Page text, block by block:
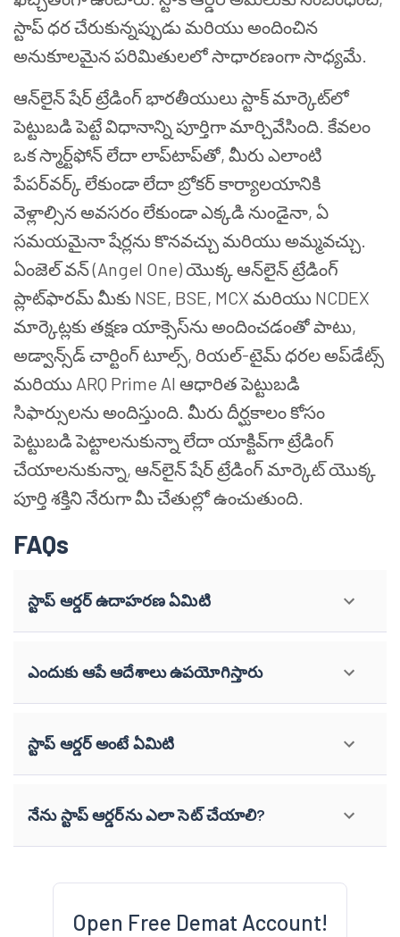
స్టాప్ ధర చేరుకున్నప్పుడు మరియు అందించిన
అనుకూలమైన పరిమితులలో సాధారణంగా సాధ్యమే.
ఆన్‌లైన్ షేర్ ట్రేడింగ్ భారతీయులు స్టాక్ మార్కెట్‌లో
పెట్టుబడి పెట్టే విధానాన్ని పూర్తిగా మార్చివేసింది. కేవలం
ఒక స్మార్ట్‌ఫోన్ లేదా లాప్‌టాప్‌తో, మీరు ఎలాంటి
పేపర్‌వర్క్ లేకుండా లేదా బ్రోకర్ కార్యాలయానికి
వెళ్లాల్సిన అవసరం లేకుండా ఎక్కడి నుండైనా, ఏ
సమయమైనా షేర్లను కొనవచ్చు మరియు అమ్మవచ్చు.
ఏంజెల్ వన్ (Angel One) యొక్క ఆన్‌లైన్ ట్రేడింగ్
ప్లాట్‌ఫారమ్ మీకు NSE, BSE, MCX మరియు NCDEX
మార్కెట్లకు తక్షణ యాక్సెస్‌ను అందించడంతో పాటు,
అడ్వాన్స్‌డ్ చార్టింగ్ టూల్స్, రియల్-టైమ్ ధరల అప్‌డేట్స్
మరియు ARQ Prime AI ఆధారిత పెట్టుబడి
సిఫార్సులను అందిస్తుంది. మీరు దీర్ఘకాలం కోసం
పెట్టుబడి పెట్టాలనుకున్నా లేదా యాక్టివ్‌గా ట్రేడింగ్
చేయాలనుకున్నా, ఆన్‌లైన్ షేర్ ట్రేడింగ్ మార్కెట్ యొక్క
పూర్తి శక్తిని నేరుగా మీ చేతుల్లో ఉంచుతుంది.
FAQs
స్టాప్ ఆర్డర్ ఉదాహరణ ఏమిటి
ఎందుకు ఆపే ఆదేశాలు ఉపయోగిస్తారు
స్టాప్ ఆర్డర్ అంటే ఏమిటి
నేను స్టాప్ ఆర్డర్‌ను ఎలా సెట్ చేయాలి?
Open Free Demat Account!